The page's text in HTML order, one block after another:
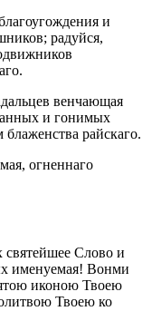
и
радуйся,
венчающая
и гонимых
райскаго.
огненнаго
святейшее Слово и
именуемая! Вонми
иконою Твоею
Твоею ко